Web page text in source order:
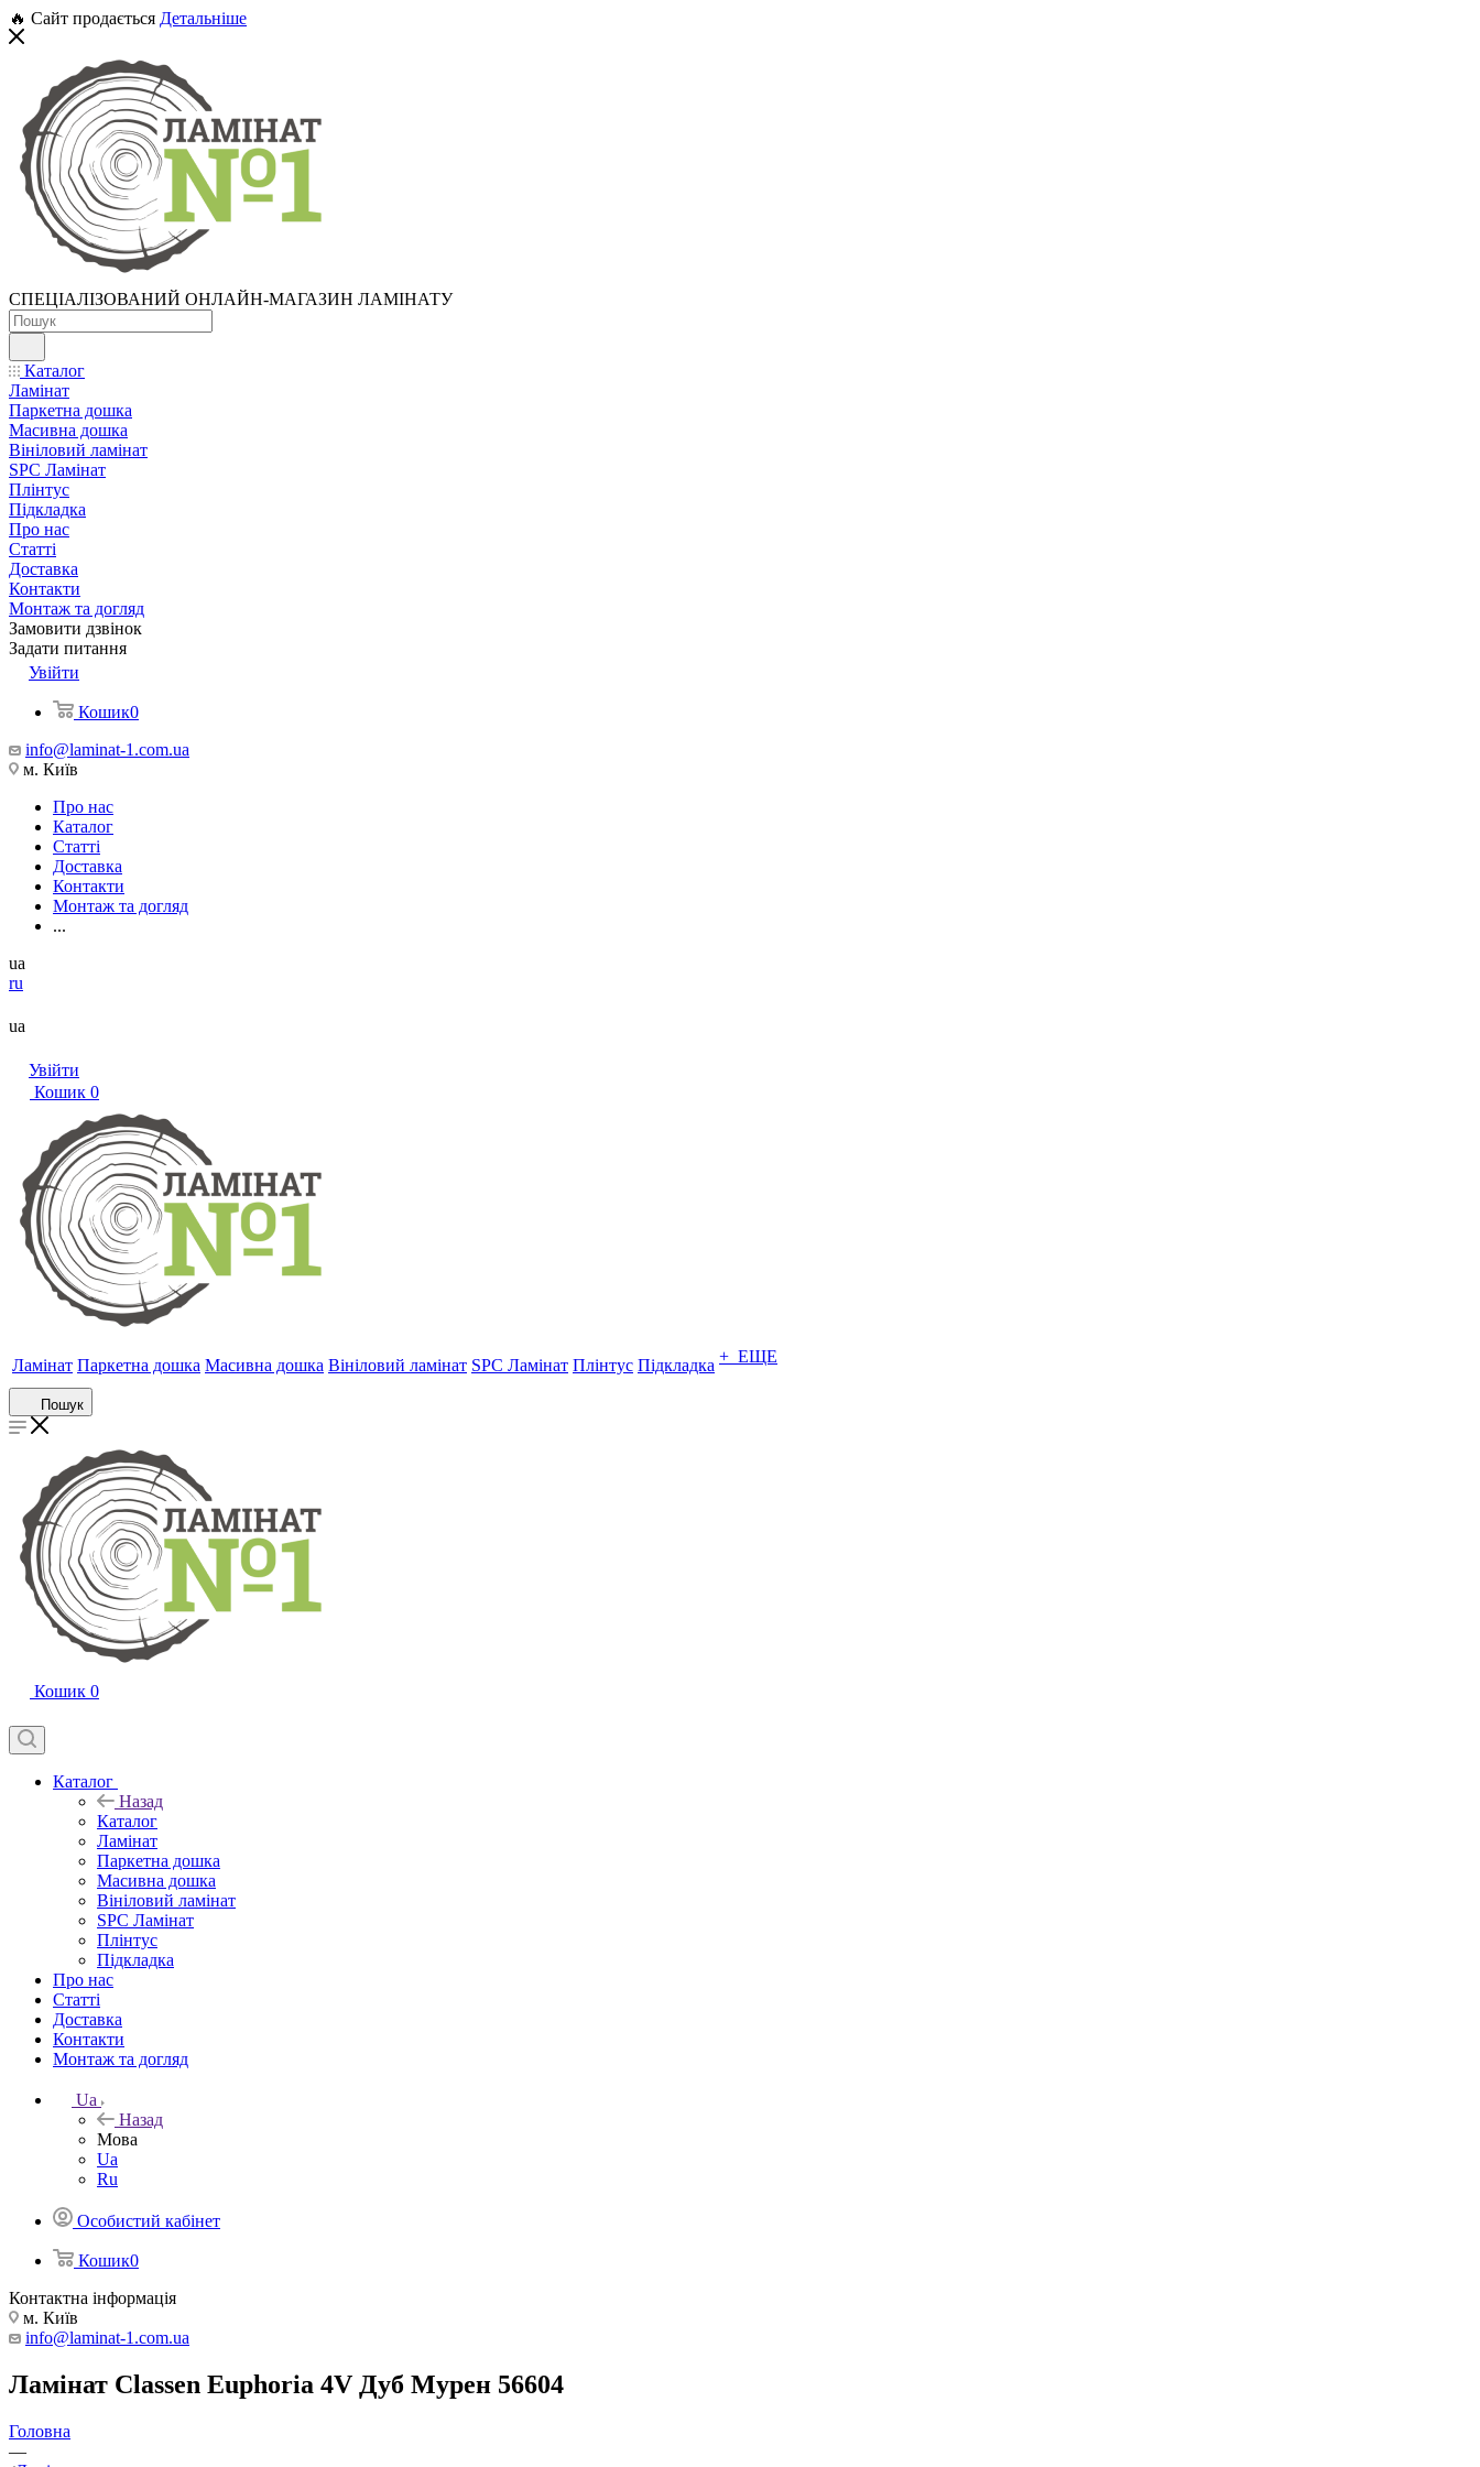
🔥 Сайт продається Детальніше
СПЕЦІАЛІЗОВАНИЙ ОНЛАЙН-МАГАЗИН ЛАМІНАТУ
Каталог
Ламінат
Паркетна дошка
Масивна дошка
Вініловий ламінат
SPC Ламінат
Плінтус
Підкладка
Про нас
Статті
Доставка
Контакти
Монтаж та догляд
Замовити дзвінок
Задати питання
Увійти
Кошик0
info@laminat-1.com.ua
м. Київ
Про нас
Каталог
Статті
Доставка
Контакти
Монтаж та догляд
...
ua
ru
ua
Увійти
Кошик 0
Ламінат Паркетна дошка Масивна дошка Вініловий ламінат SPC Ламінат Плінтус Підкладка + ЕЩЕ
Пошук
Кошик 0
Каталог
Назад
Каталог
Ламінат
Паркетна дошка
Масивна дошка
Вініловий ламінат
SPC Ламінат
Плінтус
Підкладка
Про нас
Статті
Доставка
Контакти
Монтаж та догляд
Ua
Назад
Мова
Ua
Ru
Особистий кабінет
Кошик0
Контактна інформація
м. Київ
info@laminat-1.com.ua
Ламінат Classen Euphoria 4V Дуб Мурен 56604
Головна
—